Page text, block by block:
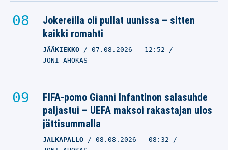
Jokereilla oli pullat uunissa – sitten
kaikki romahti
JÄÄKIEKKO 07.08.2026 - 12:52
JONI AHOKAS
FIFA-pomo Gianni Infantinon salasuhde
paljastui – UEFA maksoi rakastajan ulos
jättisummalla
JALKAPALLO 08.08.2026 - 08:32